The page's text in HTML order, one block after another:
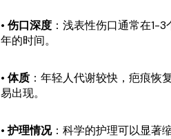
• 伤口深度 ：浅表性伤口通常在1-
年的时间。
• 体质 ：年轻人代谢较快，疤痕恢
易出现。
• 护理情况：科学的护理可以显著